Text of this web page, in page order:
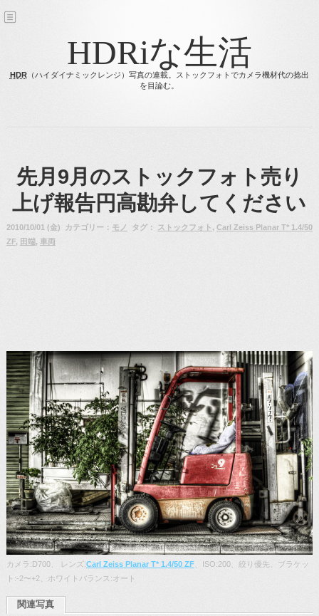
HDRiな生活
HDR（ハイダイナミックレンジ）写真の連載。ストックフォトでカメラ機材代の捻出
を目論む。
先月9月のストックフォト売り
上げ報告円高勘弁してください
2010/10/01 (金) カテゴリー： モノ タグ： ストックフォト , Carl Zeiss Planar T* 1.4/50
ZF, 田端, 車両
カメラ:D700、 レンズ:Carl Zeiss Planar T* 1.4/50 ZF、ISO:200、絞り優先、ブラケッ
ト:-2〜+2、ホワイトバランス:オート
関連写真